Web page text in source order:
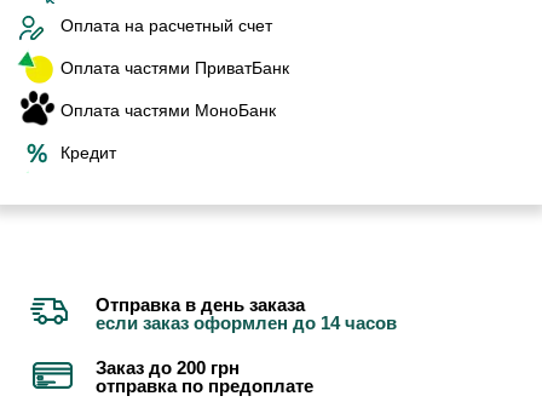
Оплата на расчетный счет
Оплата частями ПриватБанк
Оплата частями МоноБанк
Кредит
Отправка в день заказа
если заказ оформлен до 14 часов
Заказ до 200 грн
отправка по предоплате